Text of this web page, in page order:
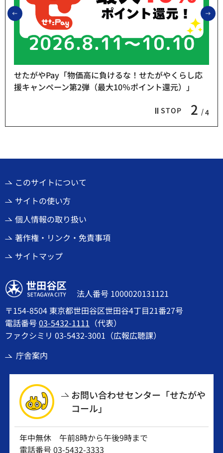
前のスライドを表示
STOP 2 4
せたがやPay「物価高に負けるな！せたがやくらし応
援キャンペーン第2弾（最大10％ポイント還元）」
このサイトについて
サイトの使い方
個人情報の取り扱い
著作権・リンク・免責事項
サイトマップ
世田谷区
法人番号 1000020131121
〒154-8504 東京都世田谷区世田谷4丁目21番27号
電話番号03-5432-1111 （代表）
ファクシミリ 03-5432-3001（広報広聴課）
庁舎案内
お問い合わせセンター「せたがや
コール」
年中無休 午前8時から午後9時まで
電話番号03-5432-3333